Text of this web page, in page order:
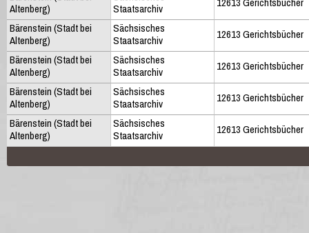
Altenberg)
Staatsarchiv
Bärenstein (Stadt bei
Altenberg)
Sächsisches
Staatsarchiv
12613 Gerichtsbücher
Bärenstein (Stadt bei
Altenberg)
Sächsisches
Staatsarchiv
12613 Gerichtsbücher
Bärenstein (Stadt bei
Altenberg)
Sächsisches
Staatsarchiv
12613 Gerichtsbücher
Bärenstein (Stadt bei
Altenberg)
Sächsisches
Staatsarchiv
12613 Gerichtsbücher